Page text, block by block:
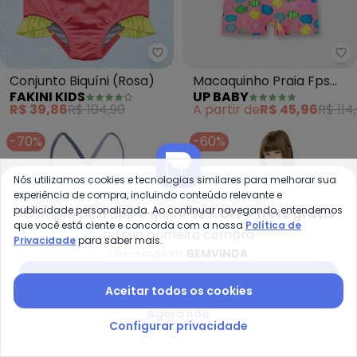
Fakini Kids - Conjunto Biquíni
Conjunto Biquíni (Rosa)
FAKINI KIDS
R$ 39,86R$ 104,90
Macaquinho Praia Fps
50+ Peixinhos (Rosa)
UP BABY
A partir deR$ 45,96R$
-70%
-60%
Compre pelo app e ganhe12% OFF + frete grátis
na sua primeira compra
Nós utilizamos cookies e tecnologias similares para melhorar sua
experiência de compra, incluindo conteúdo relevante e
publicidade personalizada. Ao continuar navegando, entendemos
que você está ciente e concorda com a nossa Política de
Privacidadepara saber mais.
Aceitar todos os cookies
Configurar privacidade